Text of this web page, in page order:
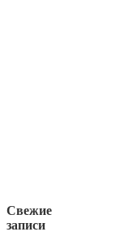
Свежие
записи